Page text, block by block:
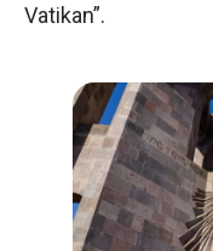
Vatikan”.